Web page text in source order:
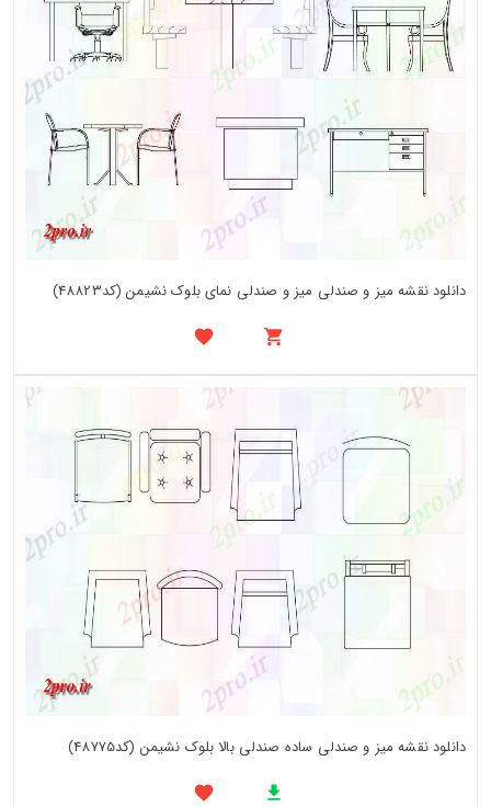
دانلود نقشه میز و صندلی میز و صندلی نمای بلوک نشیمن (کد48823)
دانلود نقشه میز و صندلی ساده صندلی بالا بلوک نشیمن (کد48775)